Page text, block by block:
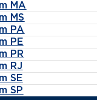
MA
MS
PA
PE
PR
RJ
SE
SP